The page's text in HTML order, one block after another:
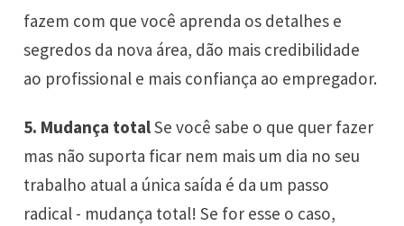
fazem com que você aprenda os detalhes e
segredos da nova área, dão mais credibilidade
ao profissional e mais confiança ao empregador.
5. Mudança totalSe você sabe o que quer fazer
mas não suporta ficar nem mais um dia no seu
trabalho atual a única saída é da um passo
radical - mudança total! Se for esse o caso,